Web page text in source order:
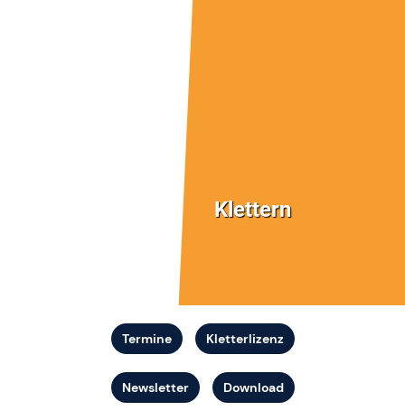
Klettern
Termine Kletterlizenz
Newsletter Download